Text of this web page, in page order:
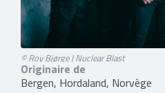
© Roy Bjørge | Nuclear Blast
Originaire de
Bergen, Hordaland, Norvège